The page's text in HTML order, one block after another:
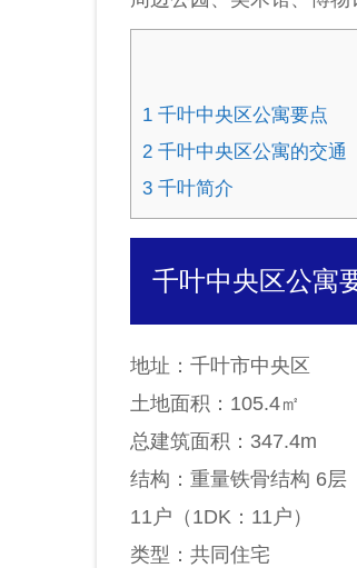
1 千叶中央区公寓要点
2 千叶中央区公寓的交通
3 千叶简介
千叶中央区公寓
地址：千叶市中央区
土地面积：105.4㎡
总建筑面积：347.4m
结构：重量铁骨结构 6层
11户（1DK：11户）
类型：共同住宅